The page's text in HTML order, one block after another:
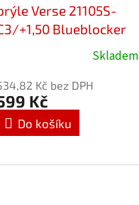
Verse 21105S-
+1,50 Blueblocker
Skladem
Kč bez DPH
Kč
Do košíku